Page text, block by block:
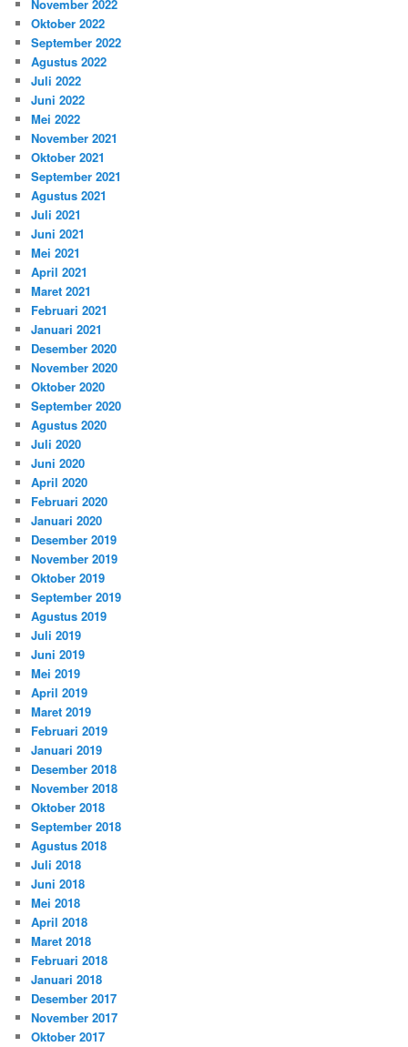
November 2022
Oktober 2022
September 2022
Agustus 2022
Juli 2022
Juni 2022
Mei 2022
November 2021
Oktober 2021
September 2021
Agustus 2021
Juli 2021
Juni 2021
Mei 2021
April 2021
Maret 2021
Februari 2021
Januari 2021
Desember 2020
November 2020
Oktober 2020
September 2020
Agustus 2020
Juli 2020
Juni 2020
April 2020
Februari 2020
Januari 2020
Desember 2019
November 2019
Oktober 2019
September 2019
Agustus 2019
Juli 2019
Juni 2019
Mei 2019
April 2019
Maret 2019
Februari 2019
Januari 2019
Desember 2018
November 2018
Oktober 2018
September 2018
Agustus 2018
Juli 2018
Juni 2018
Mei 2018
April 2018
Maret 2018
Februari 2018
Januari 2018
Desember 2017
November 2017
Oktober 2017